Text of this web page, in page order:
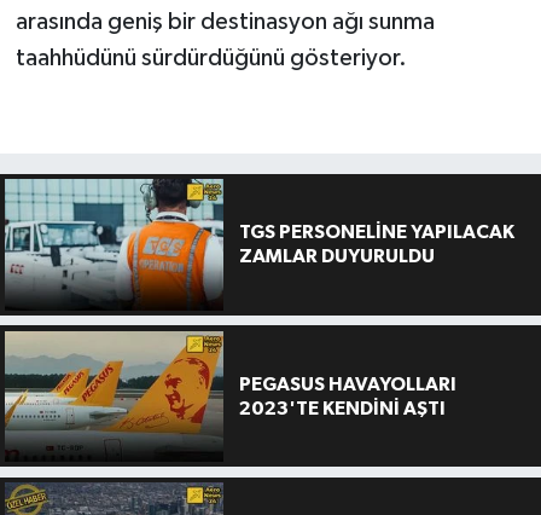
arasında geniş bir destinasyon ağı sunma
taahhüdünü sürdürdüğünü gösteriyor.
TGS PERSONELİNE YAPILACAK
ZAMLAR DUYURULDU
PEGASUS HAVAYOLLARI
2023'TE KENDİNİ AŞTI